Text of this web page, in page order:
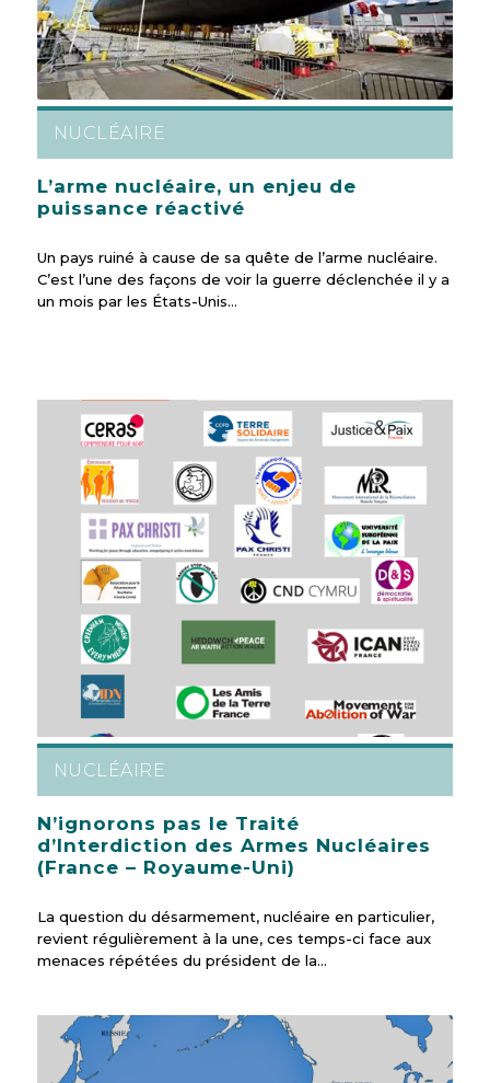
NUCLÉAIRE
L’arme nucléaire, un enjeu de
puissance réactivé
Un pays ruiné à cause de sa quête de l’arme nucléaire.
C’est l’une des façons de voir la guerre déclenchée il y a
un mois par les États-Unis…
NUCLÉAIRE
N’ignorons pas le Traité
d’Interdiction des Armes Nucléaires
(France – Royaume-Uni)
La question du désarmement, nucléaire en particulier,
revient régulièrement à la une, ces temps-ci face aux
menaces répétées du président de la…